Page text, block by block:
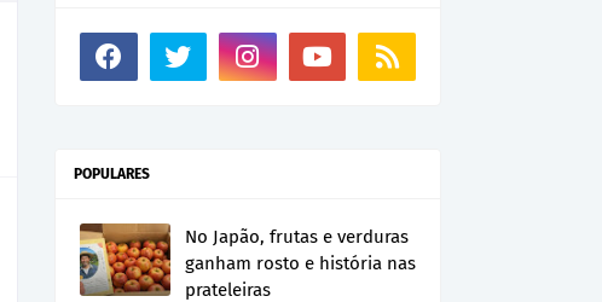
POPULARES
No Japão, frutas e verduras
ganham rosto e história nas
prateleiras